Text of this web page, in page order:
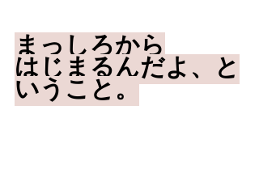
まっしろから
はじまるんだよ、と
いうこと。